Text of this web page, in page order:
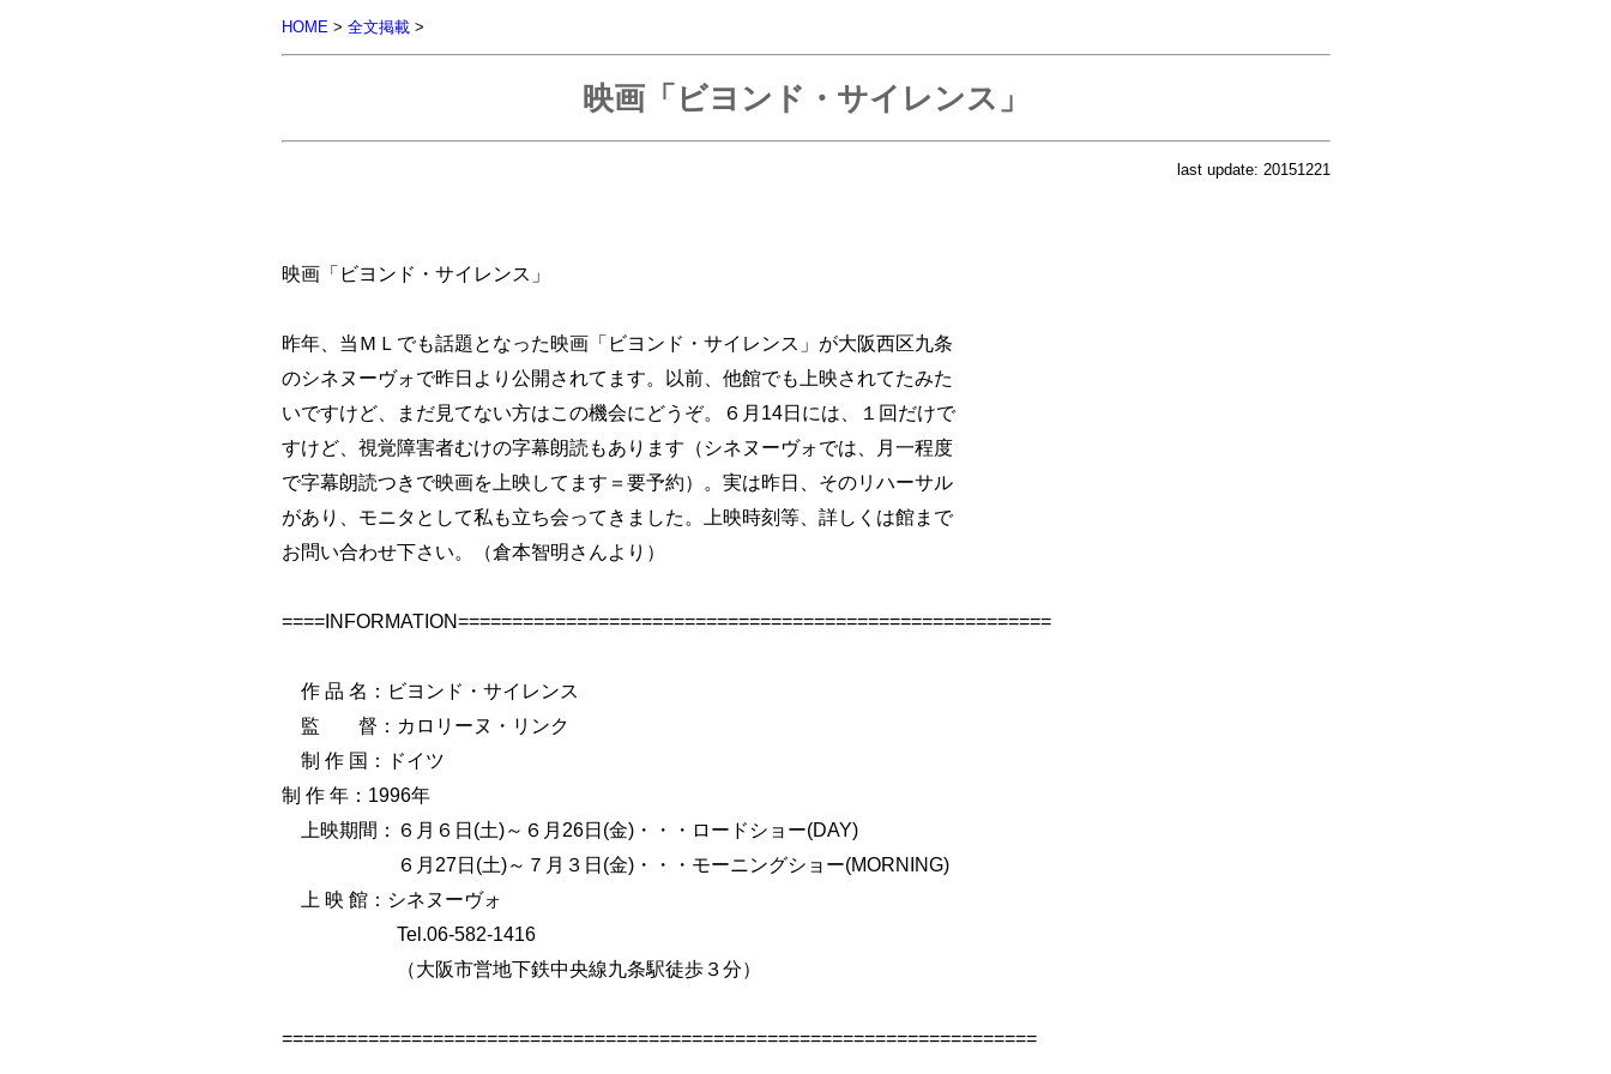
HOME> 全文掲載>
映画「ビヨンド・サイレンス」
last update: 20151221
映画「ビヨンド・サイレンス」
昨年、当ＭＬでも話題となった映画「ビヨンド・サイレンス」が大阪西区九条
のシネヌーヴォで昨日より公開されてます。以前、他館でも上映されてたみた
いですけど、まだ見てない方はこの機会にどうぞ。６月14日には、１回だけで
すけど、視覚障害者むけの字幕朗読もあります（シネヌーヴォでは、月一程度
で字幕朗読つきで映画を上映してます＝要予約）。実は昨日、そのリハーサル
があり、モニタとして私も立ち会ってきました。上映時刻等、詳しくは館まで
お問い合わせ下さい。（倉本智明さんより）
====INFORMATION=======================================================
作 品 名：ビヨンド・サイレンス
監 督：カロリーヌ・リンク
制 作 国：ドイツ
制 作 年：1996年
上映期間：６月６日(土)～６月26日(金)・・・ロードショー(DAY)
６月27日(土)～７月３日(金)・・・モーニングショー(MORNING)
上 映 館：シネヌーヴォ
Tel.06-582-1416
（大阪市営地下鉄中央線九条駅徒歩３分）
======================================================================